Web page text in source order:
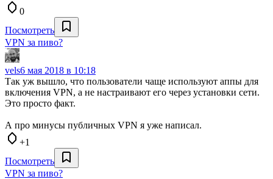
0
Посмотреть
VPN за пиво?
vels6 мая 2018 в 10:18
Так уж вышло, что пользователи чаще используют аппы для
включения VPN, а не настраивают его через установки сети.
Это просто факт.
А про минусы публичных VPN я уже написал.
+1
Посмотреть
VPN за пиво?